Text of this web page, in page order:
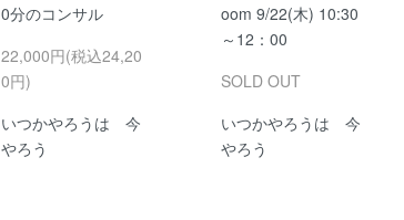
0分のコンサル
22,000円(税込24,20
0円)
いつかやろうは 今
やろう
oom 9/22(木) 10:30
～12：00
SOLD OUT
いつかやろうは 今
やろう